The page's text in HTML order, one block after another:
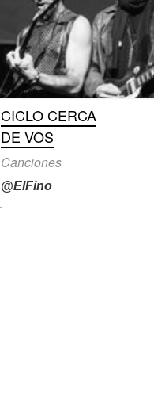
CICLO CERCA
DE VOS
Canciones
@ElFino